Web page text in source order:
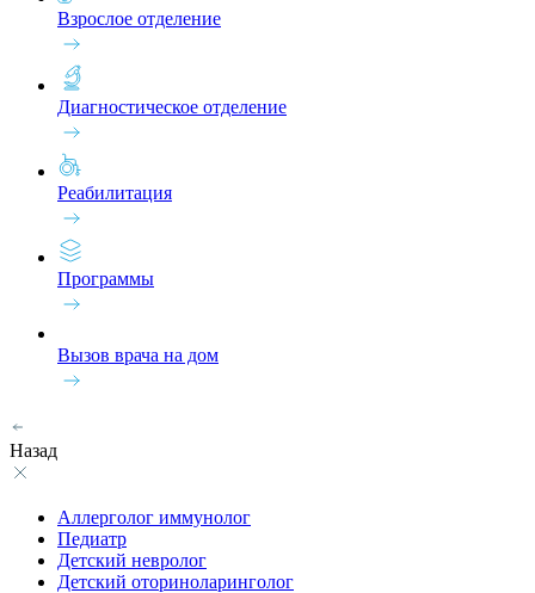
Взрослое отделение
Диагностическое отделение
Реабилитация
Программы
Вызов врача на дом
Назад
Аллерголог иммунолог
Педиатр
Детский невролог
Детский оториноларинголог